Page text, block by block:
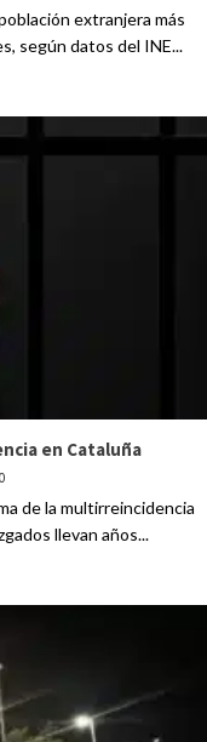
extranjera más
según datos del INE...
en Cataluña
0
de la multirreincidencia
llevan años...